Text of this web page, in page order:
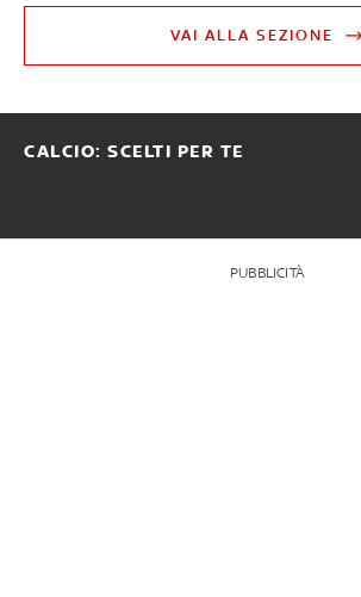
VAI ALLA SEZIONE
CALCIO: SCELTI PER TE
PUBBLICITÀ